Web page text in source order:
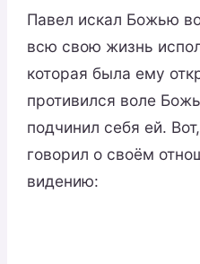
Павел искал Божью
всю свою жизнь
которая была ему
противился воле
подчинил себя ей.
говорил о своём
видению: